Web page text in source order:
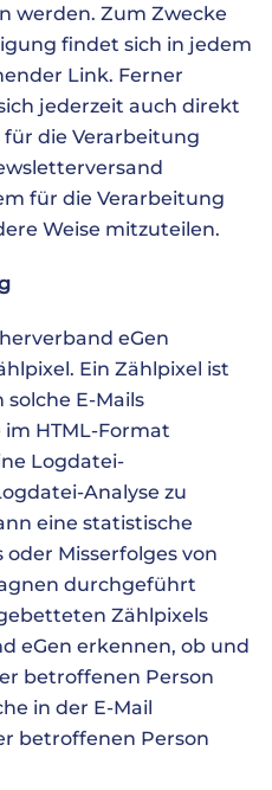
werden. Zum Zwecke
findet sich in jedem
Link. Ferner
jederzeit auch direkt
die Verarbeitung
für die Verarbeitung
Weise mitzuteilen.
eGen
Ein Zählpixel ist
E-Mails
HTML-Format
Logdatei-
Analyse zu
eine statistische
Misserfolges von
durchgeführt
Zählpixels
eGen erkennen, ob und
betroffenen Person
in der E-Mail
betroffenen Person